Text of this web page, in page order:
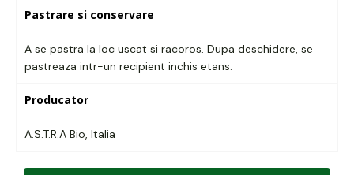
Pastrare si conservare
A se pastra la loc uscat si racoros. Dupa deschidere, se
pastreaza intr-un recipient inchis etans.
Producator
A.S.T.R.A Bio, Italia